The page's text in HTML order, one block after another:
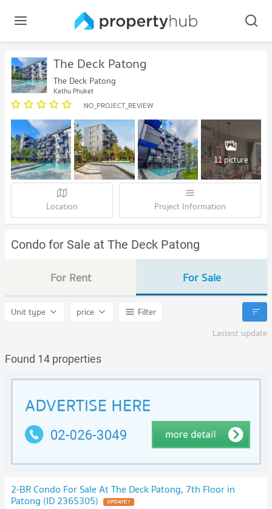
The Deck Patong
The Deck Patong
Kathu Phuket
NO_PROJECT_REVIEW
11 picture
Location Project Information
Condo for Sale at The Deck Patong
For Rent For Sale
Unit type price
Filter
Lastest update
Found 14 properties
2-BR Condo For Sale At The Deck Patong, 7th Floor in
Patong (ID 2365305)